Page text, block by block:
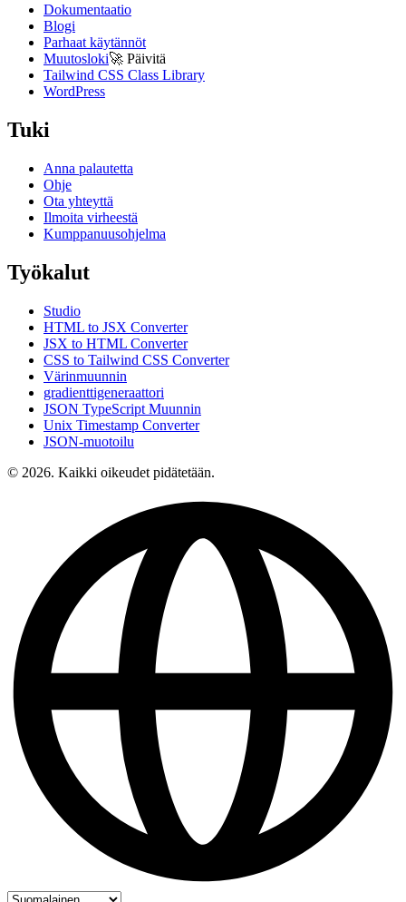
Dokumentaatio
Blogi
Parhaat käytännöt
Muutosloki🚀 Päivitä
Tailwind CSS Class Library
WordPress
Tuki
Anna palautetta
Ohje
Ota yhteyttä
Ilmoita virheestä
Kumppanuusohjelma
Työkalut
Studio
HTML to JSX Converter
JSX to HTML Converter
CSS to Tailwind CSS Converter
Värinmuunnin
gradienttigeneraattori
JSON TypeScript Muunnin
Unix Timestamp Converter
JSON-muotoilu
© 2026. Kaikki oikeudet pidätetään.